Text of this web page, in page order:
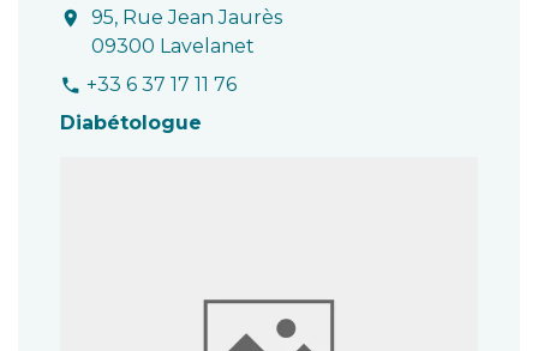
location_on
95, Rue Jean Jaurès
09300 Lavelanet
phone +33 6 37 17 11 76
Diabétologue